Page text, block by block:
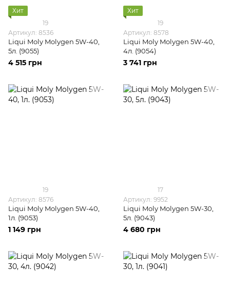
Хит
19
Артикул: 8536
Liqui Moly Molygen 5W-40,
5л. (9055)
4 515 грн
Хит
19
Артикул: 8578
Liqui Moly Molygen 5W-40,
4л. (9054)
3 741 грн
19
Артикул: 8576
Liqui Moly Molygen 5W-40,
1л. (9053)
1 149 грн
17
Артикул: 9952
Liqui Moly Molygen 5W-30,
5л. (9043)
4 680 грн